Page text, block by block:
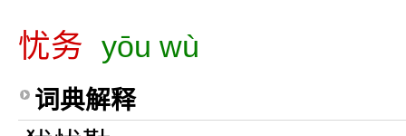
忧务 yōu wù
词典解释